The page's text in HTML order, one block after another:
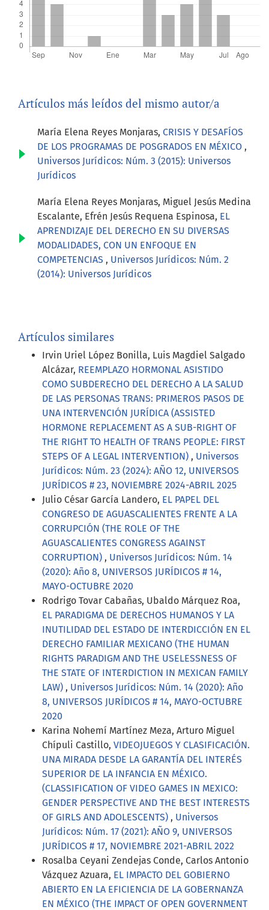
Artículos más leídos del mismo autor/a
María Elena Reyes Monjaras, CRISIS Y DESAFÍOS
DE LOS PROGRAMAS DE POSGRADOS EN MÉXICO ,
Universos Jurídicos: Núm. 3 (2015): Universos
Jurídicos
María Elena Reyes Monjaras, Miguel Jesús Medina
Escalante, Efrén Jesús Requena Espinosa, EL
APRENDIZAJE DEL DERECHO EN SU DIVERSAS
MODALIDADES, CON UN ENFOQUE EN
COMPETENCIAS , Universos Jurídicos: Núm. 2
(2014): Universos Jurídicos
Artículos similares
Irvin Uriel López Bonilla, Luis Magdiel Salgado
Alcázar, REEMPLAZO HORMONAL ASISTIDO
COMO SUBDERECHO DEL DERECHO A LA SALUD
DE LAS PERSONAS TRANS: PRIMEROS PASOS DE
UNA INTERVENCIÓN JURÍDICA (ASSISTED
HORMONE REPLACEMENT AS A SUB-RIGHT OF
THE RIGHT TO HEALTH OF TRANS PEOPLE: FIRST
STEPS OF A LEGAL INTERVENTION) , Universos
Jurídicos: Núm. 23 (2024): AÑO 12, UNIVERSOS
JURÍDICOS # 23, NOVIEMBRE 2024-ABRIL 2025
Julio César García Landero, EL PAPEL DEL
CONGRESO DE AGUASCALIENTES FRENTE A LA
CORRUPCIÓN (THE ROLE OF THE
AGUASCALIENTES CONGRESS AGAINST
CORRUPTION) , Universos Jurídicos: Núm. 14
(2020): Año 8, UNIVERSOS JURÍDICOS # 14,
MAYO-OCTUBRE 2020
Rodrigo Tovar Cabañas, Ubaldo Márquez Roa,
EL PARADIGMA DE DERECHOS HUMANOS Y LA
INUTILIDAD DEL ESTADO DE INTERDICCIÓN EN EL
DERECHO FAMILIAR MEXICANO (THE HUMAN
RIGHTS PARADIGM AND THE USELESSNESS OF
THE STATE OF INTERDICTION IN MEXICAN FAMILY
LAW) , Universos Jurídicos: Núm. 14 (2020): Año
8, UNIVERSOS JURÍDICOS # 14, MAYO-OCTUBRE
2020
Karina Nohemí Martínez Meza, Arturo Miguel
Chípuli Castillo, VIDEOJUEGOS Y CLASIFICACIÓN.
UNA MIRADA DESDE LA GARANTÍA DEL INTERÉS
SUPERIOR DE LA INFANCIA EN MÉXICO.
(CLASSIFICATION OF VIDEO GAMES IN MEXICO:
GENDER PERSPECTIVE AND THE BEST INTERESTS
OF GIRLS AND ADOLESCENTS) , Universos
Jurídicos: Núm. 17 (2021): AÑO 9, UNIVERSOS
JURÍDICOS # 17, NOVIEMBRE 2021-ABRIL 2022
Rosalba Ceyani Zendejas Conde, Carlos Antonio
Vázquez Azuara, EL IMPACTO DEL GOBIERNO
ABIERTO EN LA EFICIENCIA DE LA GOBERNANZA
EN MÉXICO (THE IMPACT OF OPEN GOVERNMENT